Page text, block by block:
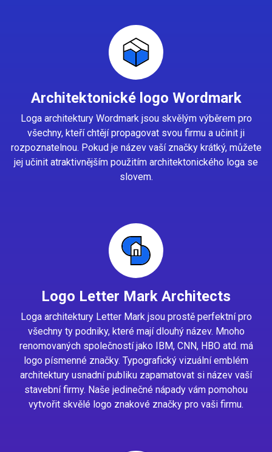
Architektonické logo Wordmark
Loga architektury Wordmark jsou skvělým výběrem pro
všechny, kteří chtějí propagovat svou firmu a učinit ji
rozpoznatelnou. Pokud je název vaší značky krátký, můžete
jej učinit atraktivnějším použitím architektonického loga se
slovem.
Logo Letter Mark Architects
Loga architektury Letter Mark jsou prostě perfektní pro
všechny ty podniky, které mají dlouhý název. Mnoho
renomovaných společností jako IBM, CNN, HBO atd. má
logo písmenné značky. Typografický vizuální emblém
architektury usnadní publiku zapamatovat si název vaší
stavební firmy. Naše jedinečné nápady vám pomohou
vytvořit skvělé logo znakové značky pro vaši firmu.